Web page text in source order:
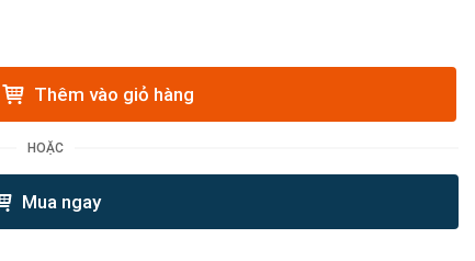
Thêm vào giỏ hàng
HOẶC
Mua ngay